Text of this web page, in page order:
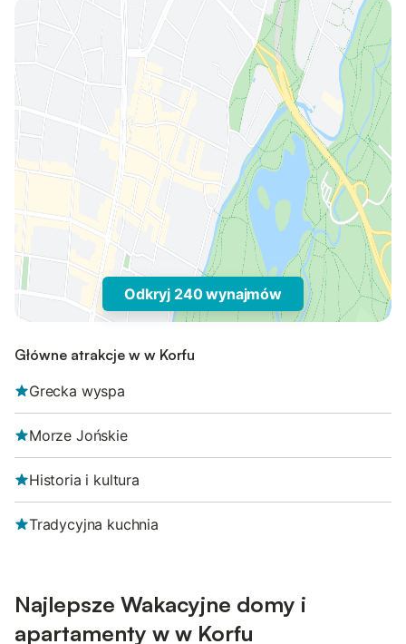
Odkryj 240 wynajmów
Główne atrakcje w w Korfu
Grecka wyspa
Morze Jońskie
Historia i kultura
Tradycyjna kuchnia
Najlepsze Wakacyjne domy i
apartamenty w w Korfu